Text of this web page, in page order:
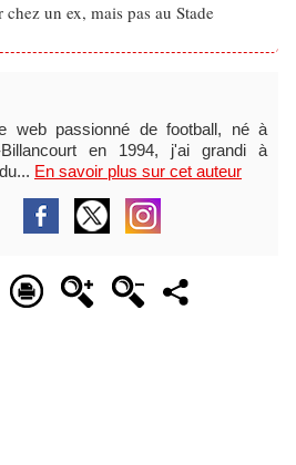
un ex, mais pas au Stade
web passionné de football, né à
Billancourt en 1994, j'ai grandi à
En savoir plus sur cet auteur